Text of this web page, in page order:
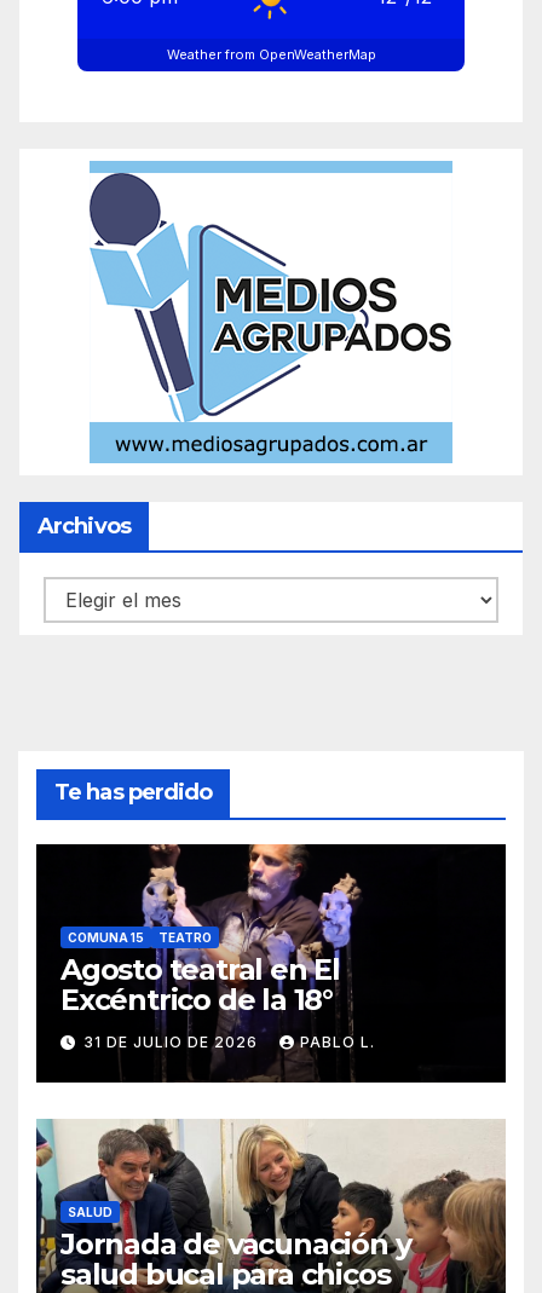
Weather from OpenWeatherMap
Archivos
Archivos
Te has perdido
COMUNA 15 TEATRO
Agosto teatral en El
Excéntrico de la 18°
31 DE JULIO DE 2026 PABLO L.
SALUD
Jornada de vacunación y
salud bucal para chicos